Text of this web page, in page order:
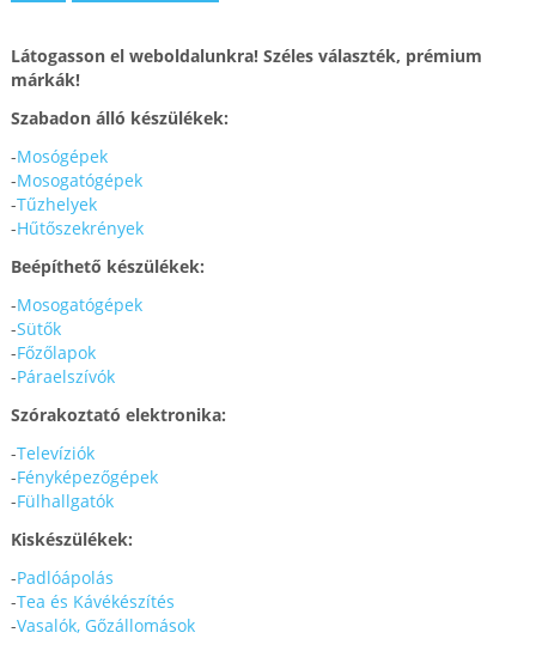
Látogasson el weboldalunkra! Széles választék, prémium
márkák!
Szabadon álló készülékek:
-Mosógépek
-Mosogatógépek
-Tűzhelyek
-Hűtőszekrények
Beépíthető készülékek:
-Mosogatógépek
-Sütők
-Főzőlapok
-Páraelszívók
Szórakoztató elektronika:
-Televíziók
-Fényképezőgépek
-Fülhallgatók
Kiskészülékek:
-Padlóápolás
-Tea és Kávékészítés
-Vasalók, Gőzállomások